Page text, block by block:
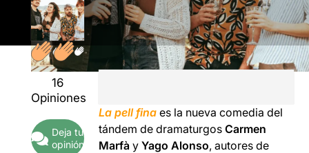
16
Opiniones
Deja tu
opinión
La pell finaes la nueva comedia del
tándem de dramaturgosCarmen
Marfà yYago Alonso, autores de